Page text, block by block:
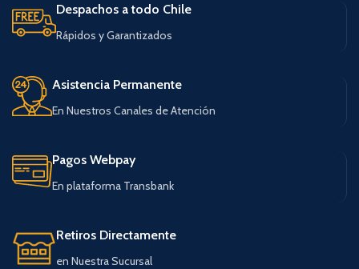
Despachos a todo Chile
Rápidos y Garantizados
Asistencia Permanente
En Nuestros Canales de Atención
Pagos Webpay
En plataforma Transbank
Retiros Directamente
en Nuestra Sucursal